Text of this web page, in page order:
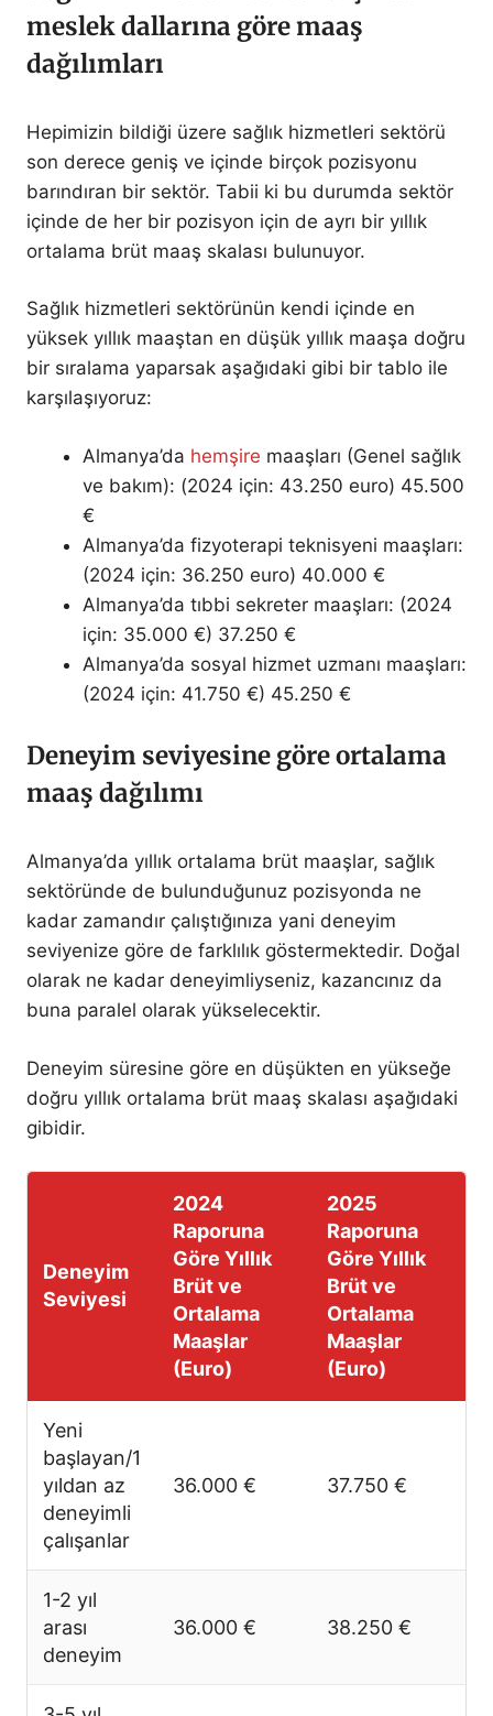
meslek dallarına göre maaş
dağılımları
Hepimizin bildiği üzere sağlık hizmetleri sektörü
son derece geniş ve içinde birçok pozisyonu
barındıran bir sektör. Tabii ki bu durumda sektör
içinde de her bir pozisyon için de ayrı bir yıllık
ortalama brüt maaş skalası bulunuyor.
Sağlık hizmetleri sektörünün kendi içinde en
yüksek yıllık maaştan en düşük yıllık maaşa doğru
bir sıralama yaparsak aşağıdaki gibi bir tablo ile
karşılaşıyoruz:
Almanya’da hemşire maaşları (Genel sağlık
ve bakım): (2024 için: 43.250 euro) 45.500
€
Almanya’da fizyoterapi teknisyeni maaşları:
(2024 için: 36.250 euro) 40.000 €
Almanya’da tıbbi sekreter maaşları: (2024
için: 35.000 €) 37.250 €
Almanya’da sosyal hizmet uzmanı maaşları:
(2024 için: 41.750 €) 45.250 €
Deneyim seviyesine göre ortalama
maaş dağılımı
Almanya’da yıllık ortalama brüt maaşlar, sağlık
sektöründe de bulunduğunuz pozisyonda ne
kadar zamandır çalıştığınıza yani deneyim
seviyenize göre de farklılık göstermektedir. Doğal
olarak ne kadar deneyimliyseniz, kazancınız da
buna paralel olarak yükselecektir.
Deneyim süresine göre en düşükten en yükseğe
doğru yıllık ortalama brüt maaş skalası aşağıdaki
gibidir.
Deneyim
Seviyesi
2024
Raporuna
Göre Yıllık
Brüt ve
Ortalama
Maaşlar
(Euro)
2025
Raporuna
Göre Yıllık
Brüt ve
Ortalama
Maaşlar
(Euro)
Yeni
başlayan/1
yıldan az
deneyimli
çalışanlar
36.000 € 37.750 €
1-2 yıl
arası
deneyim
36.000 € 38.250 €